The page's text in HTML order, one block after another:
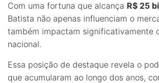
Com uma fortuna que alcança R$ 25
Batista não apenas influenciam o
também impactam significativamente
nacional.
Essa posição de destaque revela o
que acumularam ao longo dos anos,